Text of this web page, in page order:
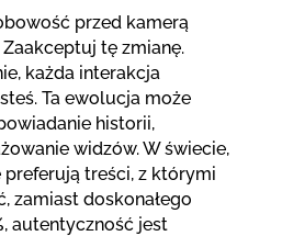
przed kamerą
tę zmianę.
każda interakcja
Ta ewolucja może
historii,
widzów. W świecie,
treści, z którymi
zamiast doskonałego
, autentyczność jest